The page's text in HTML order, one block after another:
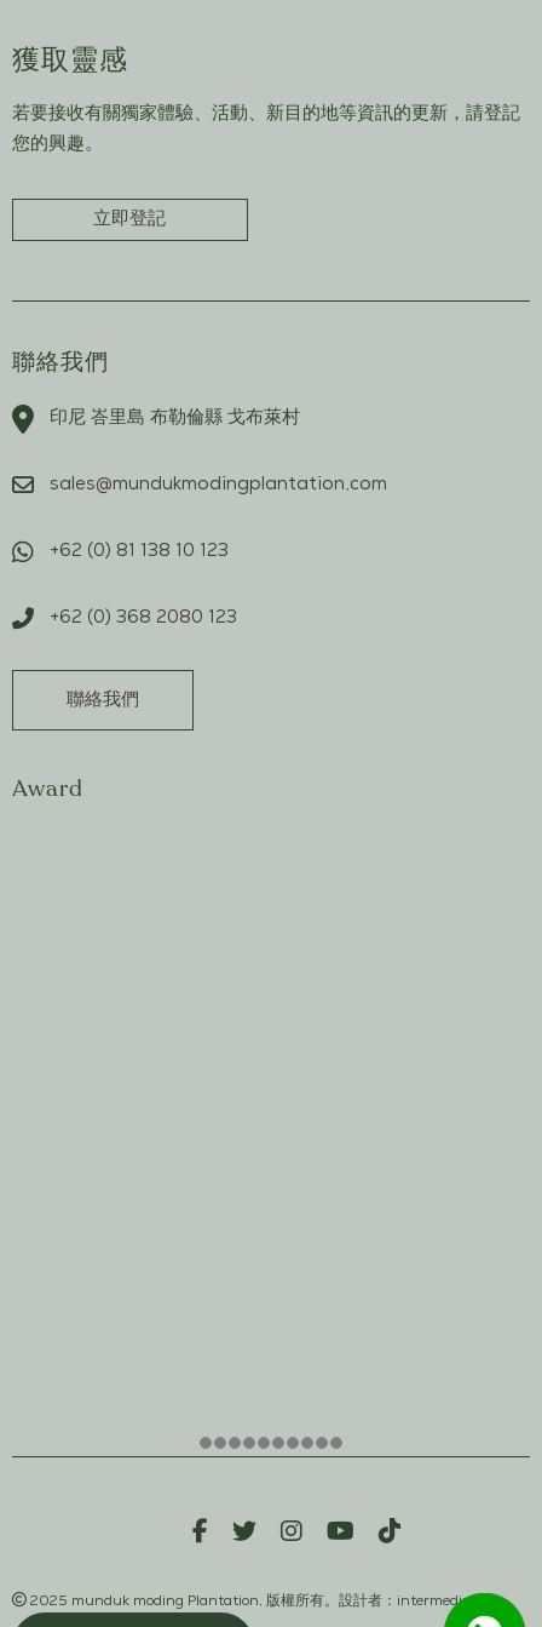
獲取靈感
若要接收有關獨家體驗、活動、新目的地等資訊的更新，請登記
您的興趣。
立即登記
聯絡我們
印尼 峇里島 布勒倫縣 戈布萊村
sales@mundukmodingplantation.com
+62 (0) 81 138 10 123
+62 (0) 368 2080 123
聯絡我們
Award
2025 munduk moding Plantation. 版權所有。設計者：intermedia